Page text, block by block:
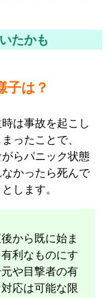
たかも
は？
は事故を起こし
ったことで、
がらパニック状態
かったら死んで
します。
から既に始ま
利なものにす
や目撃者の有
応は可能な限